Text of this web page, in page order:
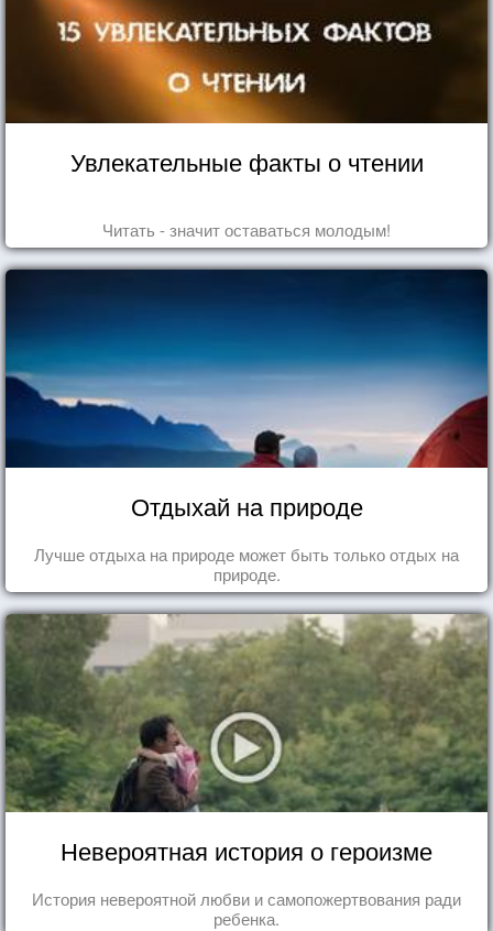
Увлекательные факты о чтении
Читать - значит оставаться молодым!
Отдыхай на природе
Лучше отдыха на природе может быть только отдых на
природе.
Невероятная история о героизме
История невероятной любви и самопожертвования ради
ребенка.